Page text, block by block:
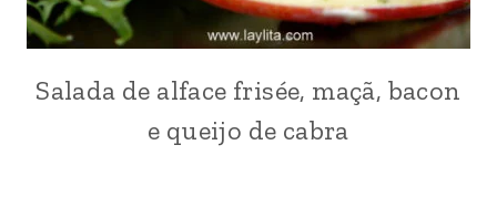
ESTADOS
|
Salada de alface frisée, maçã, bacon
e queijo de cabra